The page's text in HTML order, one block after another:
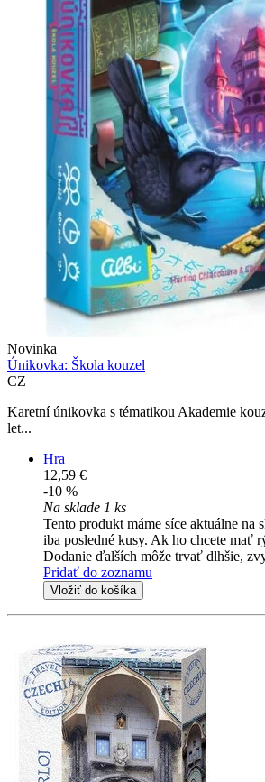
Novinka
Únikovka: Škola kouzel
CZ
Karetní únikovka s tématikou Akademie
let...
Hra
12,59 €
-10 %
Na sklade 1 ks
Tento produkt máme síce aktuálne na
iba posledné kusy. Ak ho chcete mať
Dodanie ďalších môže trvať dlhšie,
Pridať do zoznamu
Vložiť do košíka